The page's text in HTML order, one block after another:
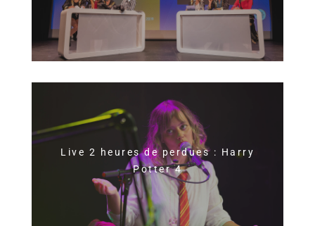
Live 2 heures de perdues : Harry
Potter 4